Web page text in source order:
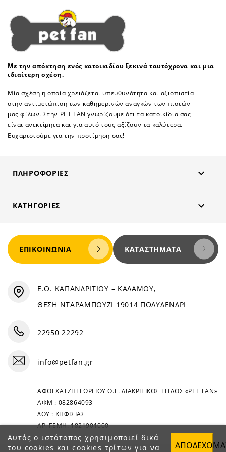
Με την απόκτηση ενός κατοικιδίου ξεκινά ταυτόχρονα και μια
ιδιαίτερη σχέση.
Μία σχέση η οποία χρειάζεται υπευθυνότητα και αξιοπιστία
στην αντιμετώπιση των καθημερινών αναγκών των πιστών
μας φίλων. Στην PET FAN γνωρίζουμε ότι τα κατοικίδια σας
είναι ανεκτίμητα και για αυτό τους αξίζουν τα καλύτερα.
Ευχαριστούμε για την προτίμηση σας!
ΠΛΗΡΟΦΟΡΊΕΣ 
ΚΑΤΗΓΟΡΊΕΣ 
Αυτός ο ιστότοπος χρησιμοποιεί δικά
του cookies και cookies τρίτων για να
ΕΠΙΚΟΙΝΩΝΊΑ ΚΑΤΑΣΤΉΜΑΤΑ
Ε.Ο. ΚΑΠΑΝΔΡΙΤΙΟΥ – ΚΑΛΑΜΟΥ,
ΘΕΣΗ ΝΤΑΡΑΜΠΟΥΖΙ 19014 ΠΟΛΥΔΕΝΔΡΙ
22950 22292
info@petfan.gr
ΑΦΟΙ ΧΑΤΖΗΓΕΩΡΓΙΟΥ Ο.Ε. ΔΙΑΚΡΙΤΙΚΟΣ ΤΙΤΛΟΣ «PET FAN»
ΑΦΜ : 082864093
ΔΟΥ : ΚΗΦΙΣΙΑΣ
ΑΡ. ΓΕΜΗ: 1821901000